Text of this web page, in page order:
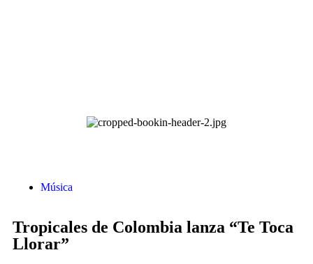
Música
Tropicales de Colombia lanza “Te Toca
Llorar”